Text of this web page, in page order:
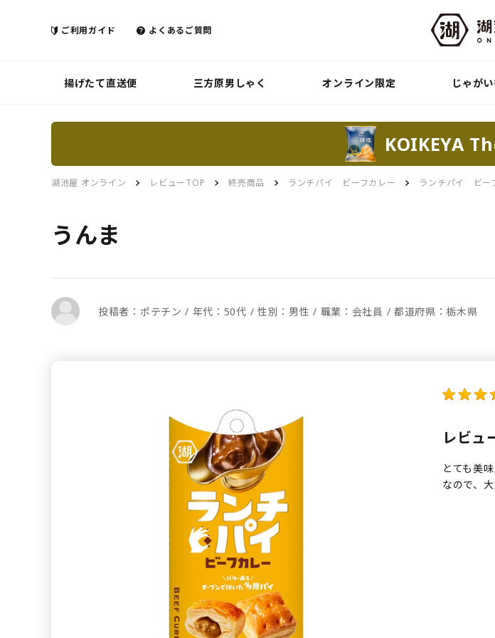
ご利用ガイド よくあるご質問
揚げたて直送便 三方原男しゃく オンライン限定 じゃがい
KOIKEYA
湖池屋 オンライン レビューTOP 終売商品 ランチパイ ビーフカレー ランチパイ ビー
うんま
投稿者：ポテチン / 年代：50代 / 性別：男性 / 職業：会社員 / 都道府県：栃木県
レビュ
とても美
なので、